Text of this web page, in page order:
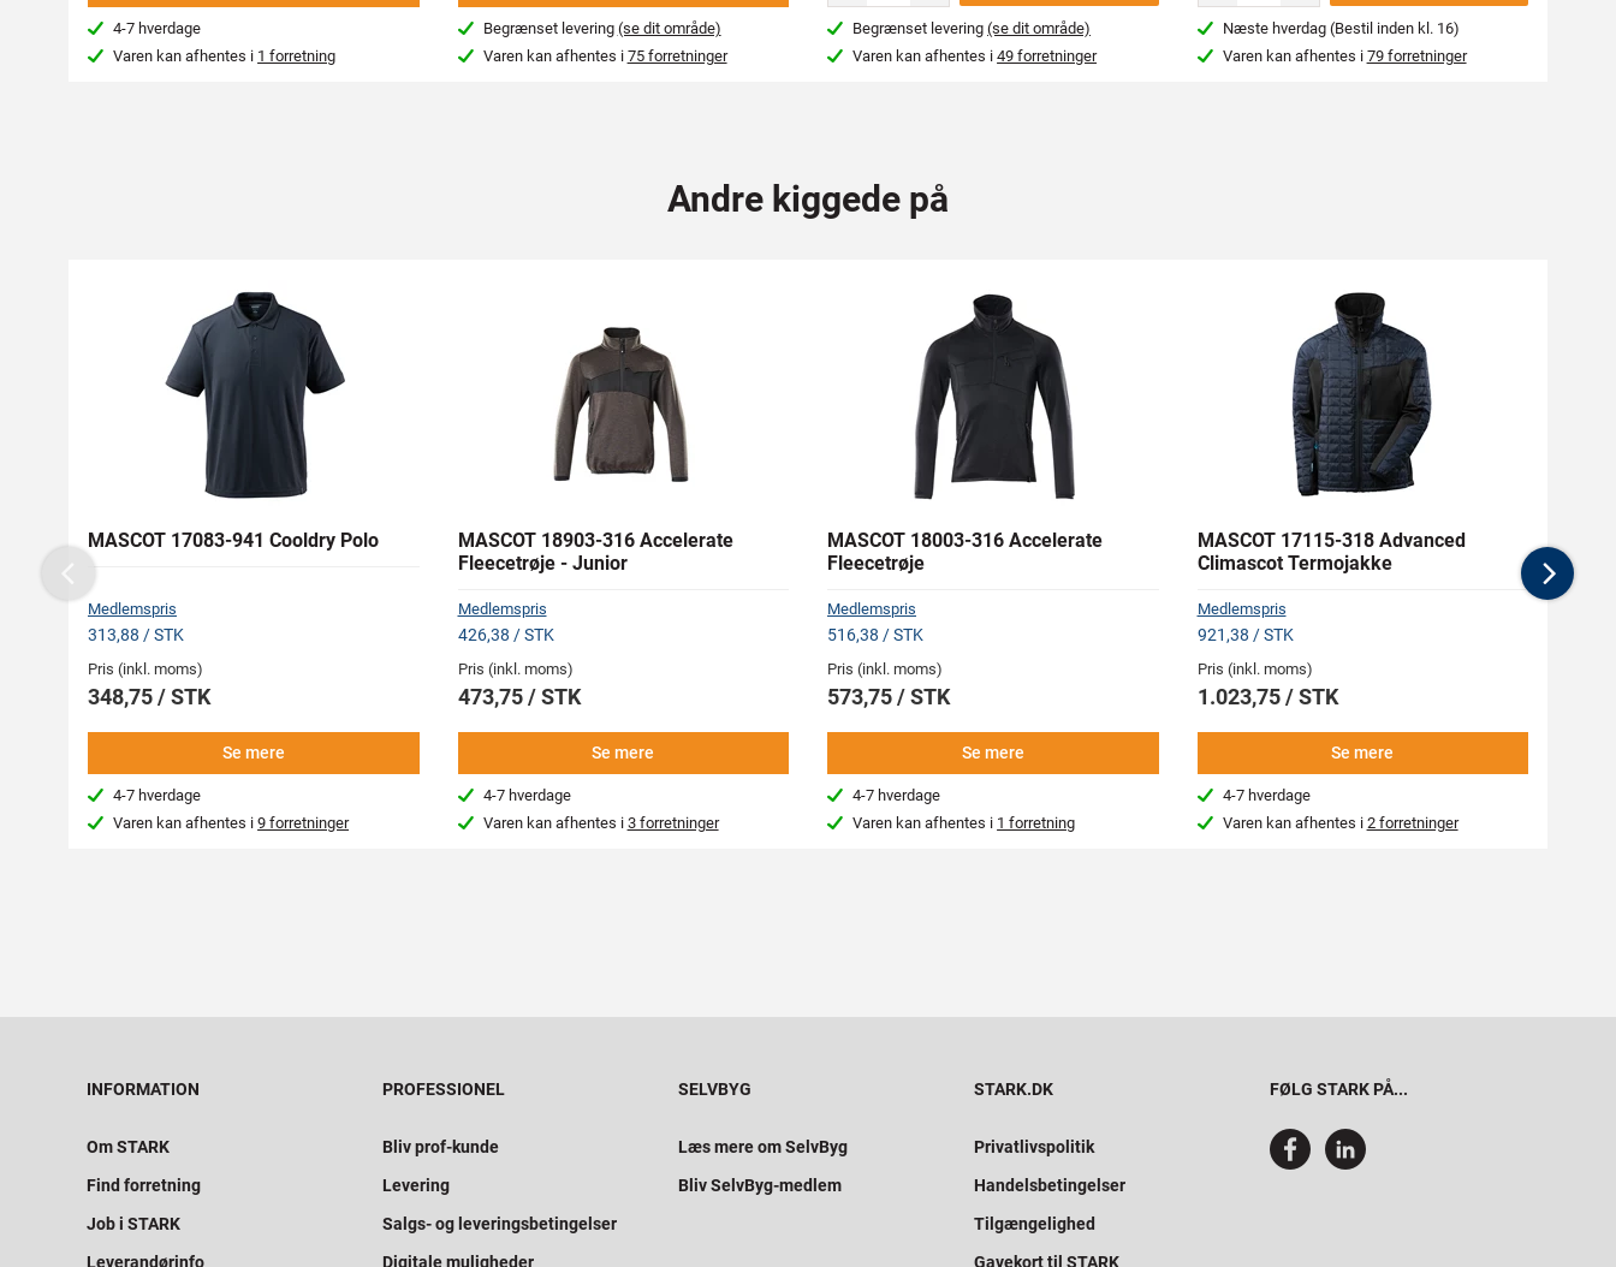
4-7 hverdage
Varen kan afhentes i 1 forretning
Begrænset levering (se dit område)
Varen kan afhentes i 75 forretninger
Begrænset levering(se dit område)
Varen kan afhentes i49 forretninger
Næste hverdag (Bestil inden kl. 16)
Varen kan afhentes i 79 forretninger
Andre kiggede på
MASCOT 17083-941 Cooldry Polo
Medlemspris
313,88 / STK
Pris (inkl. moms)
348,75 / STK
Se mere
4-7 hverdage
Varen kan afhentes i9 forretninger
MASCOT 18903-316 Accelerate
Fleecetrøje - Junior
Medlemspris
426,38 / STK
Pris (inkl. moms)
473,75 / STK
Se mere
4-7 hverdage
Varen kan afhentes i 3 forretninger
MASCOT 18003-316 Accelerate
Fleecetrøje
Medlemspris
516,38 / STK
Pris (inkl. moms)
573,75 / STK
Se mere
4-7 hverdage
Varen kan afhentes i 1 forretning
MASCOT 17115-318 Advanced
Climascot Termojakke
Medlemspris
921,38 / STK
Pris (inkl. moms)
1.023,75 / STK
Se mere
4-7 hverdage
Varen kan afhentes i 2 forretninger
Previous
INFORMATION
Om STARK
Find forretning
Job i STARK
Leverandørinfo
PROFESSIONEL
Bliv prof-kunde
Levering
Salgs- og leveringsbetingelser
Digitale muligheder
SELVBYG
Læs mere om SelvByg
Bliv SelvByg-medlem
STARK.DK
Privatlivspolitik
Handelsbetingelser
Tilgængelighed
Gavekort til STARK
FØLG STARK PÅ...